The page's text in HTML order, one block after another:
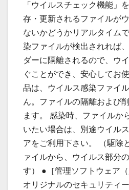
「ウイルスチェック機能」
存・更新されるファイルが
ないかどうかリアルタイム
染ファイルが検出されれば
ダーに隔離されるので、ウ
ぐことができ、安心してお
品は、ウイルス感染ファイ
ん。ファイルの隔離および
ます。 感染時、ファイルか
いたい場合は、別途ウイル
アをご利用下さい。 （駆除
ァイルから、ウイルス部分
す） ●［管理ソフトウェア
オリジナルのセキュリティ